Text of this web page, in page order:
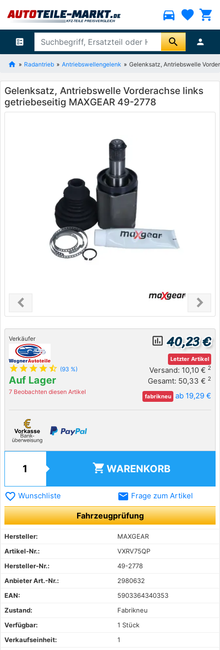
directions_car favorite shopping_cart
ballot search person
Radantrieb Antriebswellengelenk Gelenksatz, Antriebswelle
Gelenksatz, Antriebswelle Vorderachse links
getriebeseitig MAXGEAR 49-2778
chevron_leftPrevious chevron_right
Next
Verkäufer
star star star star star_half (93 %)
Auf Lager
7 Beobachten diesen Artikel
insert_chart_outlined 40,23 €
Letzter Artikel
Versand: 10,10 € 2
Gesamt: 50,33 € 2
fabrikneu ab 19,29 €
shopping_cart WARENKORB
favorite_border Wunschliste email Frage zum Artikel
Fahrzeugprüfung
Hersteller:
MAXGEAR
Artikel-Nr.:
VXRV75QP
Hersteller-Nr.:
49-2778
Anbieter Art.-Nr.:
2980632
EAN:
5903364340353
Zustand:
Fabrikneu
Verfügbar:
1 Stück
Verkaufseinheit:
1